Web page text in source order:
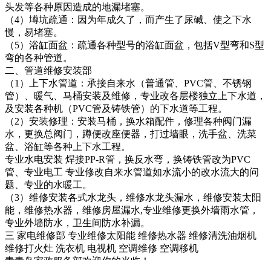
头发等各种原因造成的地漏堵塞。
（4）墫坑疏通：因为年成久了，而产生了尿碱、使之下水
慢，易堵塞。
（5）浴缸面盆：疏通各种型号的浴缸面盆，包括V型弯和S型
弯的各种管道。
二、管道维修安装部
（1）上下水管道：承接自来水（普通管、PVC管、不锈钢
管）、暖气、马桶安装及维修，专业改各层楼独立上下水道，
及安装各种机（PVC管及铸铁管）的下水道等工程。
（2）安装修理：安装马桶，换水箱配件，修理各种阀门漏
水，更换总阀门，蹲便改座便器，打过墙眼，洗手盆、洗菜
盆、浴缸等各种上下水工程。
专业水电安装 焊接PP-R管，换反水弯，换铸铁管改为PVC
管、专业电工 专业修改自来水管道如水流小的改水流大的问
题、专业的水暖工。
（3）维修安装各式水龙头，维修水龙头漏水，维修安装太阳
能，维修热水器，维修房屋漏水,专业维修更换外墙雨水管，
专业外墙防水，卫生间防水补漏。
三 家电维修部 专业维修太阳能 维修热水器 维修清洗油烟机
维修打火灶 洗衣机 电视机 空调维修 空调移机